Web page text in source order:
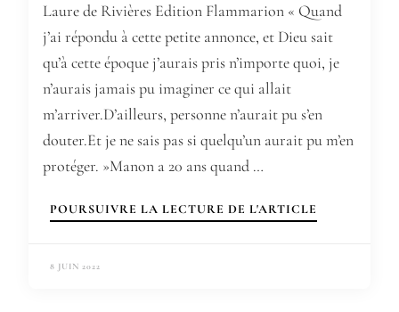
Laure de Rivières Edition Flammarion « Quand
j’ai répondu à cette petite annonce, et Dieu sait
qu’à cette époque j’aurais pris n’importe quoi, je
n’aurais jamais pu imaginer ce qui allait
m’arriver.D’ailleurs, personne n’aurait pu s’en
douter.Et je ne sais pas si quelqu’un aurait pu m’en
protéger. »Manon a 20 ans quand …
POURSUIVRE LA LECTURE DE L'ARTICLE
8 JUIN 2022